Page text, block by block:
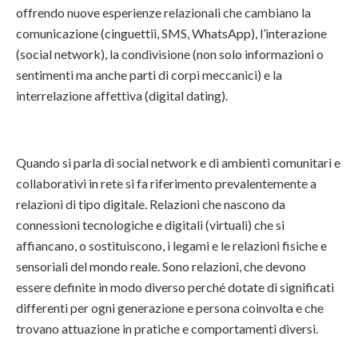
offrendo nuove esperienze relazionali che cambiano la
comunicazione (cinguettii, SMS, WhatsApp), l’interazione
(social network), la condivisione (non solo informazioni o
sentimenti ma anche parti di corpi meccanici) e la
interrelazione affettiva (digital dating).
Quando si parla di social network e di ambienti comunitari e
collaborativi in rete si fa riferimento prevalentemente a
relazioni di tipo digitale. Relazioni che nascono da
connessioni tecnologiche e digitali (virtuali) che si
affiancano, o sostituiscono, i legami e le relazioni fisiche e
sensoriali del mondo reale. Sono relazioni, che devono
essere definite in modo diverso perché dotate di significati
differenti per ogni generazione e persona coinvolta e che
trovano attuazione in pratiche e comportamenti diversi.